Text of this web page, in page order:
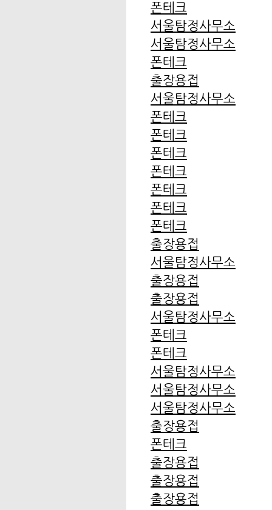
폰테크
서울탐정사무소
서울탐정사무소
폰테크
출장용접
서울탐정사무소
폰테크
폰테크
폰테크
폰테크
폰테크
폰테크
폰테크
출장용접
서울탐정사무소
출장용접
출장용접
서울탐정사무소
폰테크
폰테크
서울탐정사무소
서울탐정사무소
서울탐정사무소
출장용접
폰테크
출장용접
출장용접
출장용접